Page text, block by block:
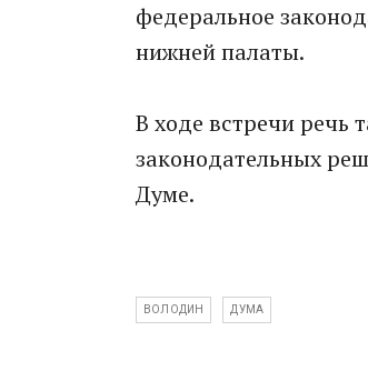
федеральное
нижней палаты.
В ходе встречи речь
законодательных
Думе.
ВОЛОДИН ДУМА